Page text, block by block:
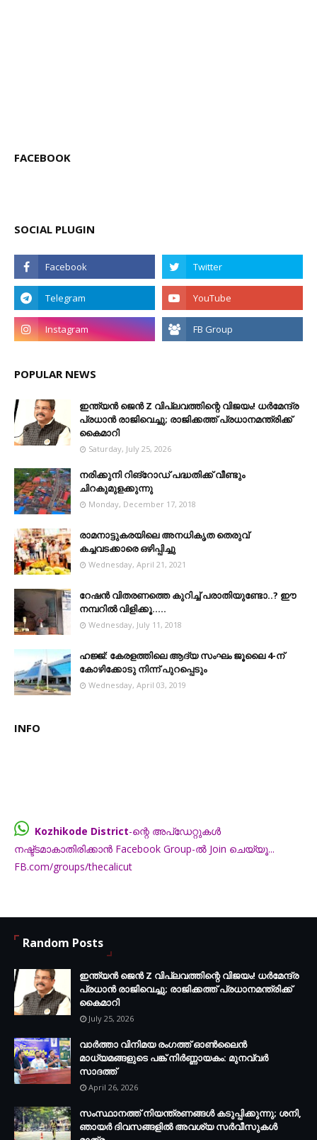
FACEBOOK
SOCIAL PLUGIN
POPULAR NEWS
ഇന്ത്യൻ ജെൻ Z വിപ്ലവത്തിന്റെ വിജയം! ധർമേന്ദ്ര
പ്രധാൻ രാജിവെച്ചു; രാജിക്കത്ത് പ്രധാനമന്ത്രിക്ക്
കൈമാറി
Saturday, July 25, 2026
നരിക്കുനി റിങ്റോഡ് പദ്ധതിക്ക് വീണ്ടും
ചിറകുമുളക്കുന്നു
Monday, December 17, 2018
രാമനാട്ടുകരയിലെ അനധികൃത തെരുവ്
കച്ചവടക്കാരെ ഒഴിപ്പിച്ചു
Wednesday, April 21, 2021
റേഷൻ വിതരണത്തെ കുറിച്ച് പരാതിയുണ്ടോ..? ഈ
നമ്പറില്‍ വിളിക്കൂ.....
Wednesday, July 11, 2018
ഹജ്ജ്: കേരളത്തിലെ ആദ്യ സംഘം ജൂലൈ 4-ന്
കോഴിക്കോടു നിന്ന് പുറപ്പെടും
Wednesday, April 03, 2019
INFO
Kozhikode District
-ന്റെ അപ്ഡേറ്റുകൾ
നഷ്ട്ടമാകാതിരിക്കാൻ Facebook Group-ൽ Join ചെയ്യൂ...
Random Posts
ഇന്ത്യൻ ജെൻ Z വിപ്ലവത്തിന്റെ വിജയം! ധർമേന്ദ്ര
പ്രധാൻ രാജിവെച്ചു; രാജിക്കത്ത് പ്രധാനമന്ത്രിക്ക്
കൈമാറി
July 25, 2026
വാർത്താ വിനിമയ രംഗത്ത് ഓൺലൈൻ
മാധ്യമങ്ങളുടെ പങ്ക് നിർണ്ണായകം: മുനവ്വർ
സാദത്ത്
April 26, 2026
സംസ്ഥാനത്ത് നിയന്ത്രണങ്ങള്‍ കടുപ്പിക്കുന്നു; ശനി,
ഞായര്‍ ദിവസങ്ങളില്‍ അവശ്യ സര്‍വീസുകള്‍